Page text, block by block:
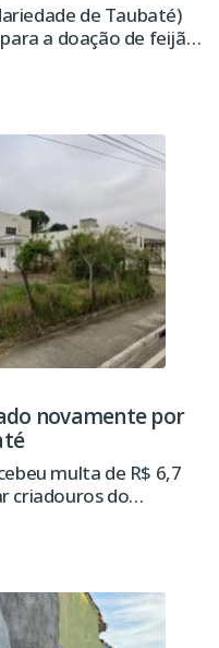
de Taubaté)
a doação de feijão,
na composição
Alimentos às
novamente por
multa de R$ 6,7
criadouros do
sido autuado